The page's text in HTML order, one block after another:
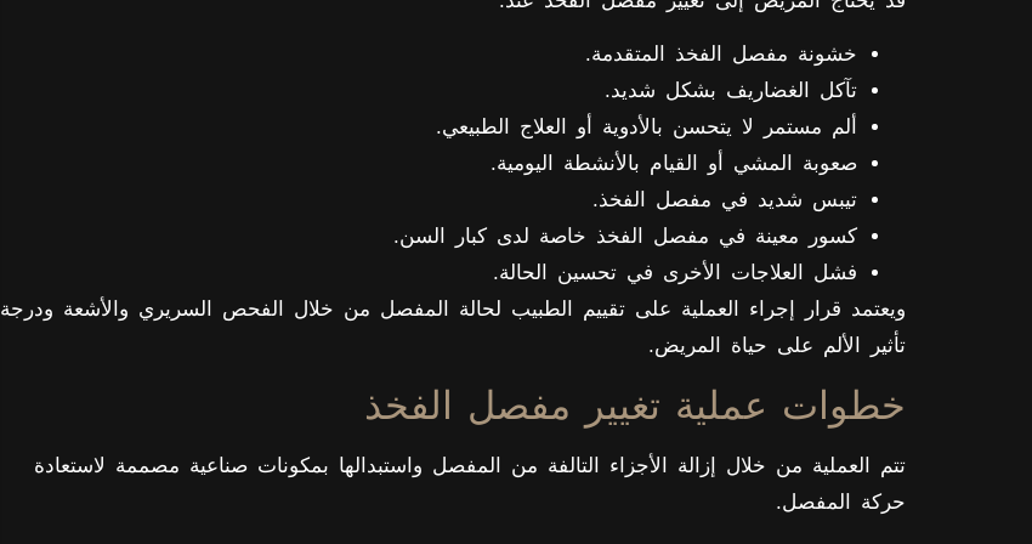
خشونة مفصل الفخذ المتقدمة.
تآكل الغضاريف بشكل شديد.
ألم مستمر لا يتحسن بالأدوية أو العلاج الطبيعي.
صعوبة المشي أو القيام بالأنشطة اليومية.
تيبس شديد في مفصل الفخذ.
كسور معينة في مفصل الفخذ خاصة لدى كبار السن.
فشل العلاجات الأخرى في تحسين الحالة.
ويعتمد قرار إجراء العملية على تقييم الطبيب لحالة المفصل من خلال الفحص السريري والأشعة ودرجة
تأثير الألم على حياة المريض.
خطوات عملية تغيير مفصل الفخذ
تتم العملية من خلال إزالة الأجزاء التالفة من المفصل واستبدالها بمكونات صناعية مصممة لاستعادة
حركة المفصل.